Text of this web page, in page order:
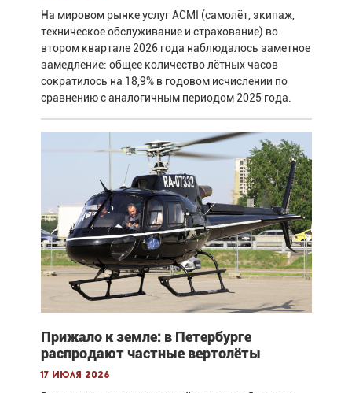
На мировом рынке услуг ACMI (самолёт, экипаж,
техническое обслуживание и страхование) во
втором квартале 2026 года наблюдалось заметное
замедление: общее количество лётных часов
сократилось на 18,9% в годовом исчислении по
сравнению с аналогичным периодом 2025 года.
Прижало к земле: в Петербурге
распродают частные вертолёты
17 июля 2026